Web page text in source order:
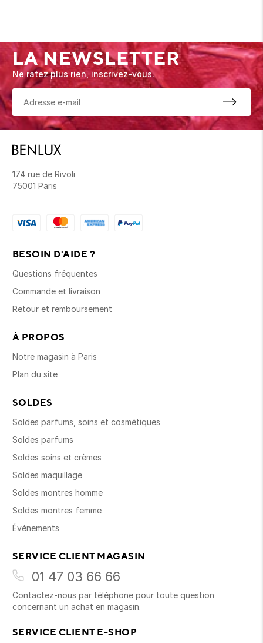
LA NEWSLETTER
Ne ratez plus rien, inscrivez-vous.
174 rue de Rivoli
75001 Paris
BESOIN D'AIDE ?
Questions fréquentes
Commande et livraison
Retour et remboursement
À PROPOS
Notre magasin à Paris
Plan du site
SOLDES
Soldes parfums, soins et cosmétiques
Soldes parfums
Soldes soins et crèmes
Soldes maquillage
Soldes montres homme
Soldes montres femme
Événements
SERVICE CLIENT MAGASIN
01 47 03 66 66
Contactez-nous par téléphone pour toute question
concernant un achat en magasin.
SERVICE CLIENT E-SHOP